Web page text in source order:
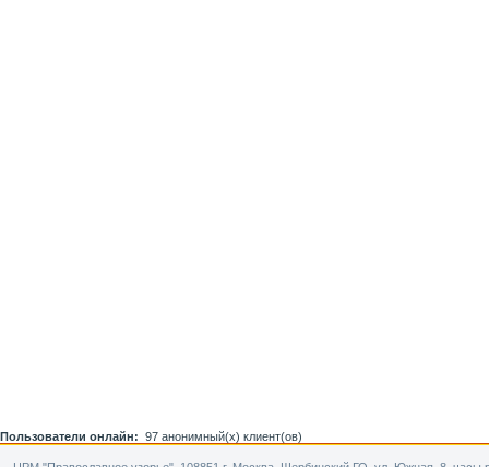
Пользователи онлайн: 97 анонимный(х) клиент(ов)